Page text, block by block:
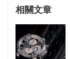
相關文章